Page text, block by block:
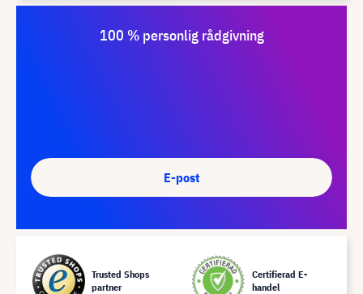
100 % personlig rådgivning
E-post
Trusted Shops
partner
Certifierad E-
handel